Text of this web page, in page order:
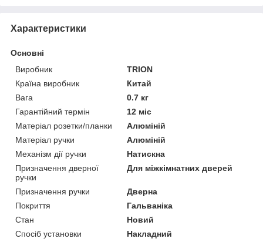
Характеристики
Основні
Виробник
TRION
Країна виробник
Китай
Вага
0.7 кг
Гарантійний термін
12 міс
Матеріал розетки/планки
Алюміній
Матеріал ручки
Алюміній
Механізм дії ручки
Натискна
Призначення дверної
ручки
Для міжкімнатних дверей
Призначення ручки
Дверна
Покриття
Гальваніка
Стан
Новий
Спосіб установки
Накладний